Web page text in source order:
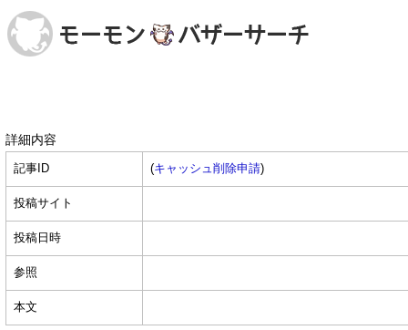
詳細内容
記事ID (キャッシュ削除申請)
投稿サイト
投稿日時
参照
本文